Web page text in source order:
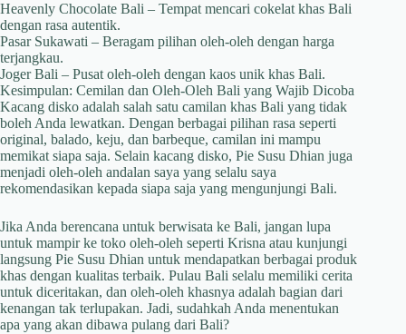
Heavenly Chocolate Bali – Tempat mencari cokelat khas Bali
dengan rasa autentik.
Pasar Sukawati – Beragam pilihan oleh-oleh dengan harga
terjangkau.
Joger Bali – Pusat oleh-oleh dengan kaos unik khas Bali.
Kesimpulan: Cemilan dan Oleh-Oleh Bali yang Wajib Dicoba
Kacang disko adalah salah satu camilan khas Bali yang tidak
boleh Anda lewatkan. Dengan berbagai pilihan rasa seperti
original, balado, keju, dan barbeque, camilan ini mampu
memikat siapa saja. Selain kacang disko, Pie Susu Dhian juga
menjadi oleh-oleh andalan saya yang selalu saya
rekomendasikan kepada siapa saja yang mengunjungi Bali.
Jika Anda berencana untuk berwisata ke Bali, jangan lupa
untuk mampir ke toko oleh-oleh seperti Krisna atau kunjungi
langsung Pie Susu Dhian untuk mendapatkan berbagai produk
khas dengan kualitas terbaik. Pulau Bali selalu memiliki cerita
untuk diceritakan, dan oleh-oleh khasnya adalah bagian dari
kenangan tak terlupakan. Jadi, sudahkah Anda menentukan
apa yang akan dibawa pulang dari Bali?